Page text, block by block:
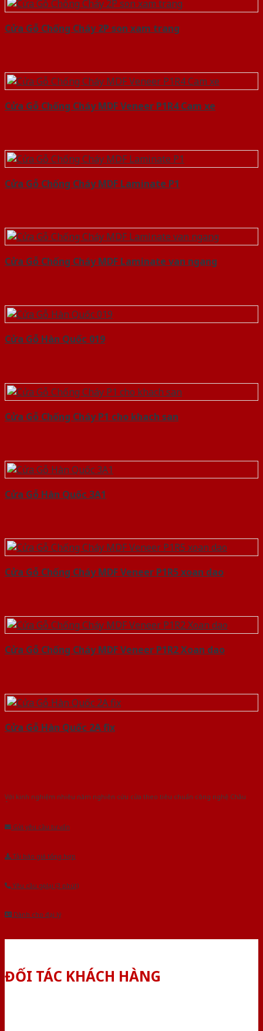
Cửa Gỗ Chống Cháy 2P son xam trang
Cửa Gỗ Chống Cháy MDF Veneer P1R4 Cam xe
Cửa Gỗ Chống Cháy MDF Laminate P1
Cửa Gỗ Chống Cháy MDF Laminate van ngang
Cửa Gỗ Hàn Quốc 019
Cửa Gỗ Chống Cháy P1 cho khach san
Cửa Gỗ Hàn Quốc 3A1
Cửa Gỗ Chống Cháy MDF Veneer P1R5 xoan dao
Cửa Gỗ Chống Cháy MDF Veneer P1R2 Xoan dao
Cửa Gỗ Hàn Quốc 2A fix
Với kinh nghiệm nhiêu năm nghiên cứu cửa theo tiêu chuẩn công nghệ Châu
Gửi yêu cầu tư vấn
Tải báo giá tổng hợp
Yêu cầu gọi lại (3 phút)
Dành cho đại lý
ĐỐI TÁC KHÁCH HÀNG